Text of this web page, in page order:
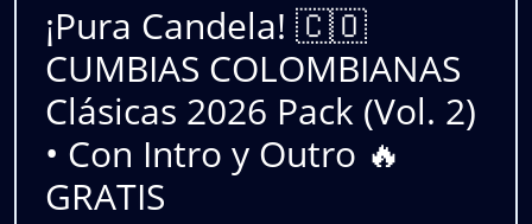
¡Pura Candela! 🇨🇴
CUMBIAS COLOMBIANAS
Clásicas 2026 Pack (Vol. 2)
• Con Intro y Outro 🔥
GRATIS